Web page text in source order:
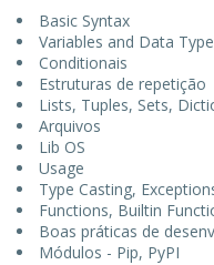
Basic Syntax
Variables and Data
Conditionais
Estruturas de repetição
Lists, Tuples, Sets,
Arquivos
Lib OS
Usage
Type Casting,
Functions, Builtin
Boas práticas de
Módulos - Pip, PyPI